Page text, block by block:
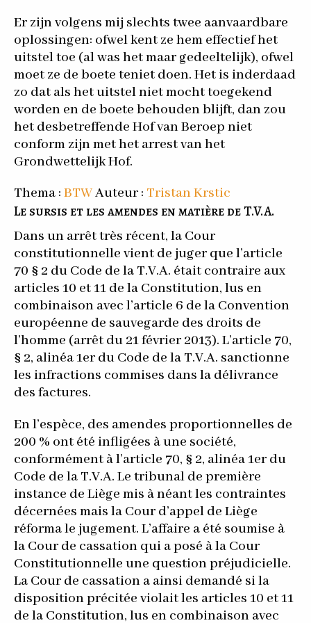
Er zijn volgens mij slechts twee aanvaardbare
oplossingen: ofwel kent ze hem effectief het
uitstel toe (al was het maar gedeeltelijk), ofwel
moet ze de boete teniet doen. Het is inderdaad
zo dat als het uitstel niet mocht toegekend
worden en de boete behouden blijft, dan zou
het desbetreffende Hof van Beroep niet
conform zijn met het arrest van het
Grondwettelijk Hof.
Thema : BTWAuteur : Tristan Krstic
Le sursis et les amendes en matière de T.V.A.
Dans un arrêt très récent, la Cour
constitutionnelle vient de juger que l’article
70 § 2 du Code de la T.V.A. était contraire aux
articles 10 et 11 de la Constitution, lus en
combinaison avec l’article 6 de la Convention
européenne de sauvegarde des droits de
l’homme (arrêt du 21 février 2013). L’article 70,
§ 2, alinéa 1er du Code de la T.V.A. sanctionne
les infractions commises dans la délivrance
des factures.
En l’espèce, des amendes proportionnelles de
200 % ont été infligées à une société,
conformément à l’article 70, § 2, alinéa 1er du
Code de la T.V.A. Le tribunal de première
instance de Liège mis à néant les contraintes
décernées mais la Cour d’appel de Liège
réforma le jugement. L’affaire a été soumise à
la Cour de cassation qui a posé à la Cour
Constitutionnelle une question préjudicielle.
La Cour de cassation a ainsi demandé si la
disposition précitée violait les articles 10 et 11
de la Constitution, lus en combinaison avec